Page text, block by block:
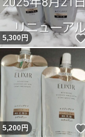
5,300円
5,200円